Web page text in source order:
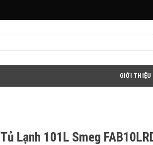
GIỚI THIỆU
Tủ Lạnh 101L Smeg